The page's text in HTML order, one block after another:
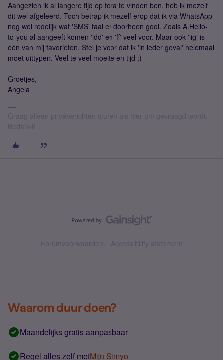
Aangezien ik al langere tijd op fora te vinden ben, heb ik mezelf
dit wel afgeleerd. Toch betrap ik mezelf erop dat ik via WhatsApp
nog wel redelijk wat 'SMS' taal er doorheen gooi. Zoals A.Hello-
to-you al aangeeft komen 'idd' en 'ff' veel voor. Maar ook 'iig' is
één van mij favorieten. Stel je voor dat ik 'in ieder geval' helemaal
moet uittypen. Veel te veel moeite en tijd ;)
Groetjes,
Angela
Graag alleen privéberichten sturen als hier om gevraagd wordt.
Bedankt!
Forumvoorwaarden Accessibility statement
Waarom duur doen?
Maandelijks gratis aanpasbaar
Regel alles zelf metMijn Simyo